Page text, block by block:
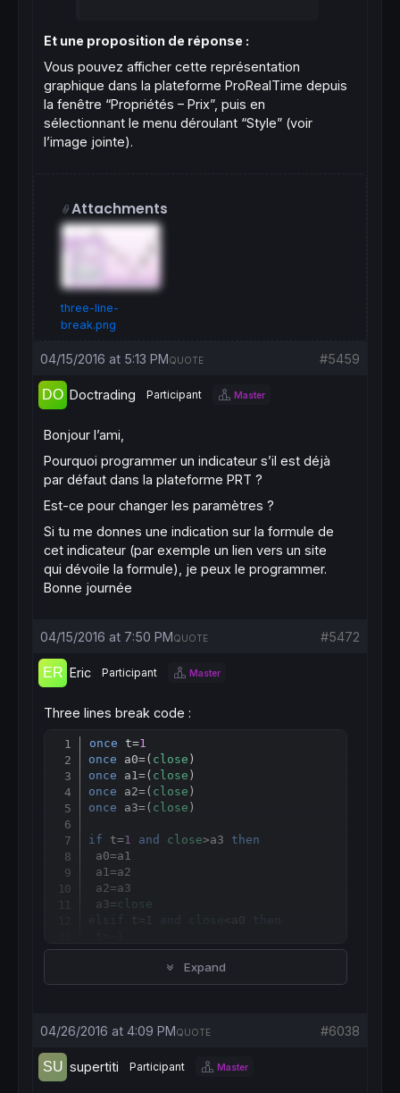
Et une proposition de réponse :
Vous pouvez afficher cette représentation
graphique dans la plateforme ProRealTime depuis
la fenêtre “Propriétés – Prix”, puis en
sélectionnant le menu déroulant “Style” (voir
l’image jointe).
Attachments
three-line-
break.png
04/15/2016 at 5:13 PM #5459
QUOTE
Doctrading Participant Master
Bonjour l’ami,
Pourquoi programmer un indicateur s’il est déjà
par défaut dans la plateforme PRT ?
Est-ce pour changer les paramètres ?
Si tu me donnes une indication sur la formule de
cet indicateur (par exemple un lien vers un site
qui dévoile la formule), je peux le programmer.
Bonne journée
04/15/2016 at 7:50 PM #5472
QUOTE
Eric Participant Master
Three lines break code :
once t=1
once a0=( close
once a1=( close
once a2=( close
once a3=( close )
if t=1 and close>a3 then
a0=a1
a1=a2
a2=a3
a3= close
elsif
t= 1 and <a0 then
a1=a3
a3=close
a1 =a2
a3=close
Expand
04/26/2016 at 4:09 PM #6038
QUOTE
supertiti Participant Master